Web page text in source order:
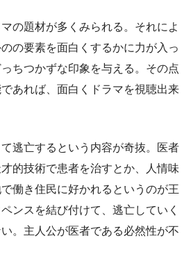
の題材が多くみられる。それによ
の要素を面白くするかに力が入っ
ちつかずな印象を与える。その点
あれば、面白くドラマを視聴出来
逃亡するという内容が奇抜。医者
的技術で患者を治すとか、人情味
働き住民に好かれるというのが王
ンスを結び付けて、逃亡していく
。主人公が医者である必然性が不